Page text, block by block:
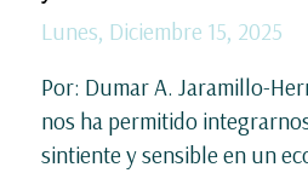
Lunes, Diciembre 15, 2025
Por: Dumar A. Jaramillo-
nos ha permitido
sintiente y sensible en un